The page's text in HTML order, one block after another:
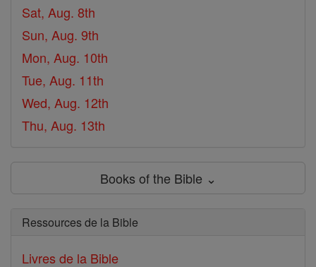
Sat, Aug. 8th
Sun, Aug. 9th
Mon, Aug. 10th
Tue, Aug. 11th
Wed, Aug. 12th
Thu, Aug. 13th
Books of the Bible ⌄
Ressources de la Bible
Livres de la Bible